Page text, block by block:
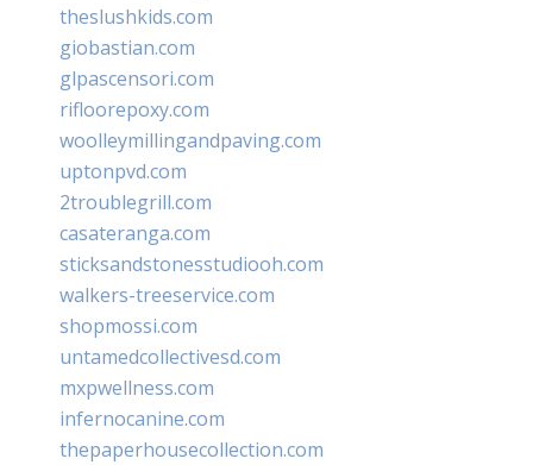
theslushkids.com
giobastian.com
glpascensori.com
rifloorepoxy.com
woolleymillingandpaving.com
uptonpvd.com
2troublegrill.com
casateranga.com
sticksandstonesstudiooh.com
walkers-treeservice.com
shopmossi.com
untamedcollectivesd.com
mxpwellness.com
infernocanine.com
thepaperhousecollection.com